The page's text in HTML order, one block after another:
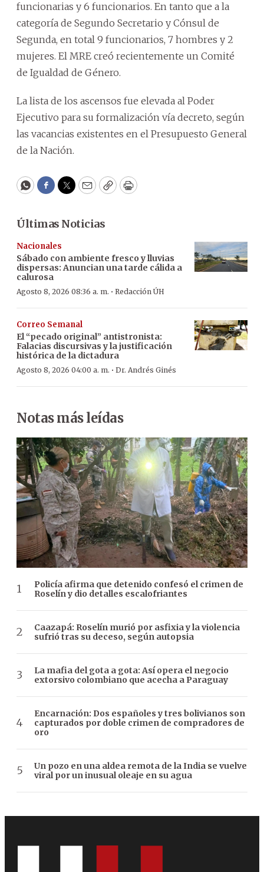
funcionarias y 6 funcionarios. En tanto que a la
categoría de Segundo Secretario y Cónsul de
Segunda, en total 9 funcionarios, 7 hombres y 2
mujeres. El MRE creó recientemente un Comité
de Igualdad de Género.
La lista de los ascensos fue elevada al Poder
Ejecutivo para su formalización vía decreto, según
las vacancias existentes en el Presupuesto General
de la Nación.
WhatsApp
Facebook
Twitter
EmailCopyPrint
Últimas Noticias
Nacionales
Sábado con ambiente fresco y lluvias
dispersas: Anuncian una tarde cálida a
calurosa
Agosto 8, 2026 08:36 a. m. · Redacción ÚH
Correo Semanal
El “pecado original” antistronista:
Falacias discursivas y la justificación
histórica de la dictadura
Agosto 8, 2026 04:00 a. m. · Dr. Andrés Ginés
Notas más leídas
Policía afirma que detenido confesó el crimen de
Roselín y dio detalles escalofriantes
Caazapá: Roselín murió por asfixia y la violencia
sufrió tras su deceso, según autopsia
La mafia del gota a gota: Así opera el negocio
extorsivo colombiano que acecha a Paraguay
Encarnación: Dos españoles y tres bolivianos son
capturados por doble crimen de compradores de
oro
Un pozo en una aldea remota de la India se vuelve
viral por un inusual oleaje en su agua